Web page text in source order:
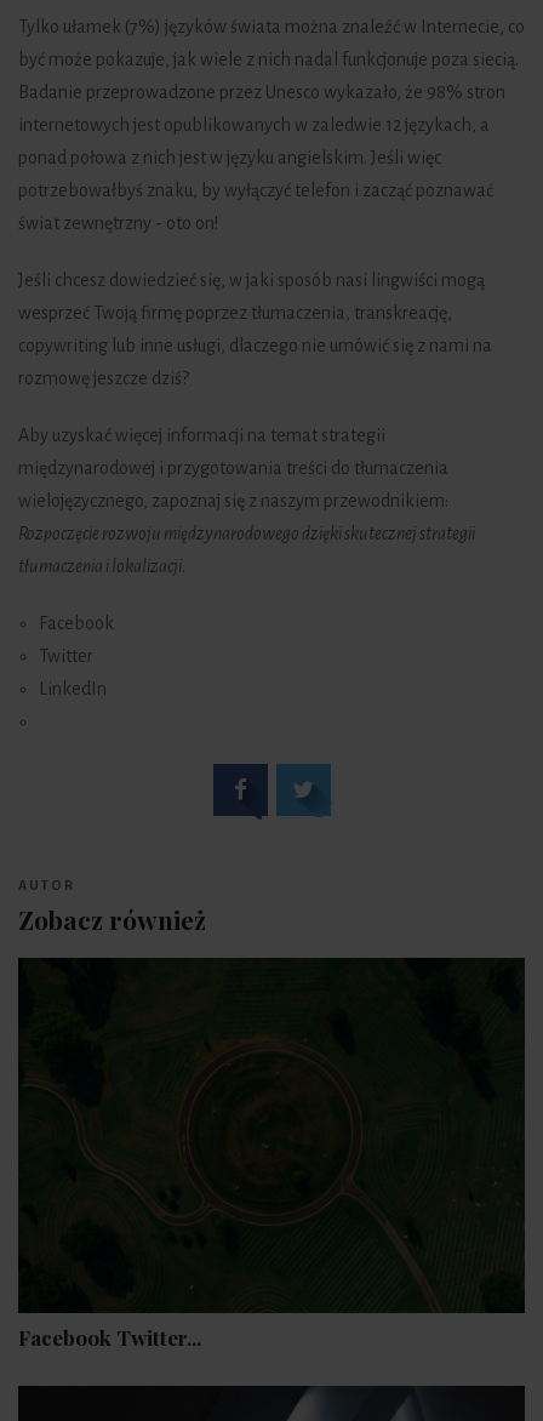
Tylko ułamek (7%) języków świata można znaleźć w Internecie, co
być może pokazuje, jak wiele z nich nadal funkcjonuje poza siecią.
Badanie przeprowadzone przez Unesco wykazało, że 98% stron
internetowych jest opublikowanych w zaledwie 12 językach, a
ponad połowa z nich jest w języku angielskim. Jeśli więc
potrzebowałbyś znaku, by wyłączyć telefon i zacząć poznawać
świat zewnętrzny - oto on!
Jeśli chcesz dowiedzieć się, w jaki sposób nasi lingwiści mogą
wesprzeć Twoją firmę poprzez tłumaczenia, transkreację,
copywriting lub inne usługi, dlaczego nie umówić się z nami na
rozmowę jeszcze dziś?
Aby uzyskać więcej informacji na temat strategii
międzynarodowej i przygotowania treści do tłumaczenia
wielojęzycznego, zapoznaj się z naszym przewodnikiem:
Rozpoczęcie rozwoju międzynarodowego dzięki skutecznej strategii
tłumaczenia i lokalizacji.
Facebook
Twitter
LinkedIn
AUTOR
Zobacz również
Facebook Twitter...